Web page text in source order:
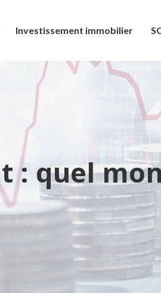
Investissement immobilier
: quel